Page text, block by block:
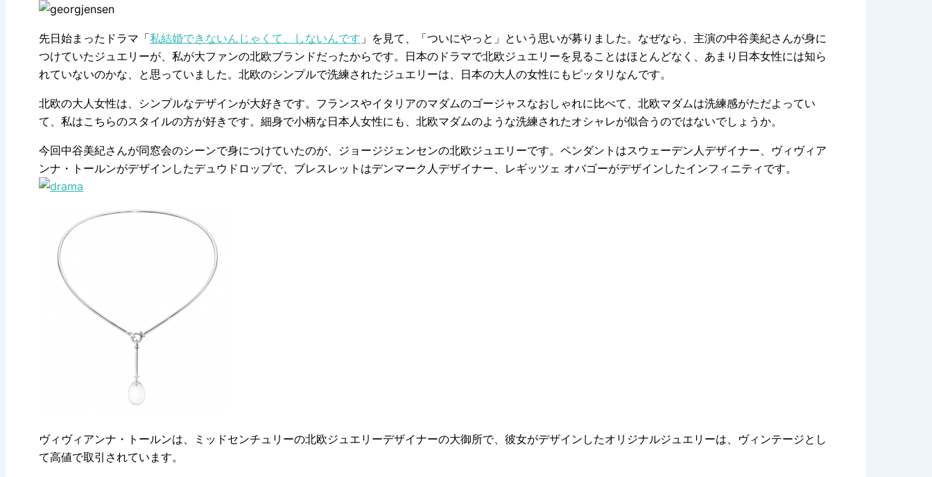
先日始まったドラマ「私結婚できないんじゃくて、しないんです 」を見て、「ついにやっと」という思いが募りました。なぜなら、主演の中谷美紀さんが身に
つけていたジュエリーが、私が大ファンの北欧ブランドだったからです。日本のドラマで北欧ジュエリーを見ることはほとんどなく、あまり日本女性には知ら
れていないのかな、と思っていました。北欧のシンプルで洗練されたジュエリーは、日本の大人の女性にもピッタリなんです。
北欧の大人女性は、シンプルなデザインが大好きです。フランスやイタリアのマダムのゴージャスなおしゃれに比べて、北欧マダムは洗練感がただよってい
て、私はこちらのスタイルの方が好きです。細身で小柄な日本人女性にも、北欧マダムのような洗練されたオシャレが似合うのではないでしょうか。
今回中谷美紀さんが同窓会のシーンで身につけていたのが、ジョージジェンセンの北欧ジュエリーです。ペンダントはスウェーデン人デザイナー、ヴィヴィア
ンナ・トールンがデザインしたデュウドロップで、ブレスレットはデンマーク人デザイナー、レギッツェ オバゴーがデザインしたインフィニティです。
ヴィヴィアンナ・トールンは、ミッドセンチュリーの北欧ジュエリーデザイナーの大御所で、彼女がデザインしたオリジナルジュエリーは、ヴィンテージとし
て高値で取引されています。